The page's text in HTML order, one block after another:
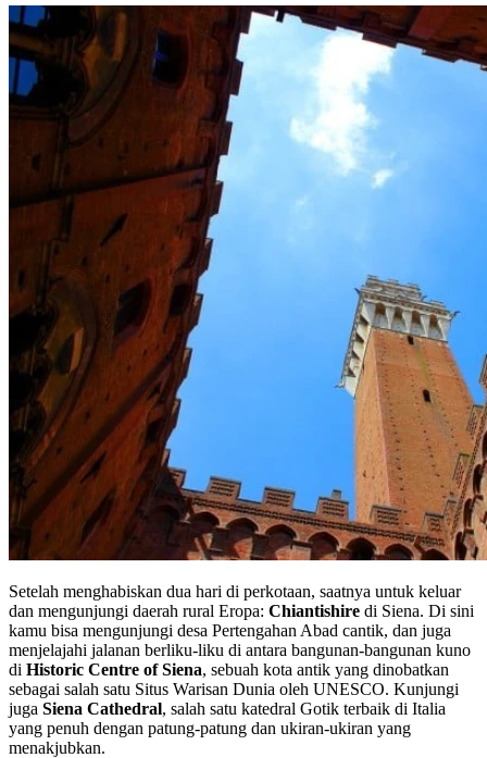
Setelah menghabiskan dua hari di perkotaan, saatnya untuk keluar
dan mengunjungi daerah rural Eropa: Chiantishire di Siena. Di sini
kamu bisa mengunjungi desa Pertengahan Abad cantik, dan juga
menjelajahi jalanan berliku-liku di antara bangunan-bangunan kuno
di Historic Centre of Siena, sebuah kota antik yang dinobatkan
sebagai salah satu Situs Warisan Dunia oleh UNESCO. Kunjungi
juga Siena Cathedral, salah satu katedral Gotik terbaik di Italia
yang penuh dengan patung-patung dan ukiran-ukiran yang
menakjubkan.